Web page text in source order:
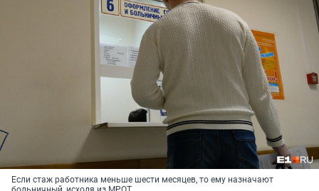
Если стаж работника меньше шести месяцев, то ему назначают